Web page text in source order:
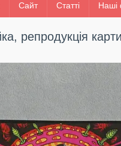
Сайт Статті Наші
репродукція